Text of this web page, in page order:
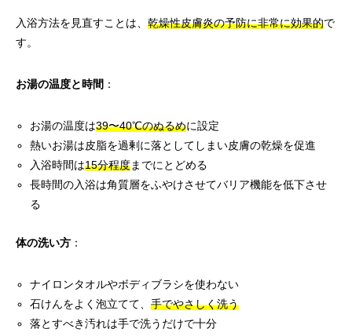
入浴方法を見直すことは、 乾燥性皮膚炎の予防に非常に効果的で
す。
お湯の温度と時間 ：
お湯の温度は39〜40℃のぬるめに設定
熱いお湯は皮脂を過剰に落としてしまい皮膚の乾燥を促進
入浴時間は15分程度までにとどめる
長時間の入浴は角質層をふやけさせてバリア機能を低下させ
る
体の洗い方 ：
ナイロンタオルやボディブラシを使わない
石けんをよく泡立てて、手でやさしく洗う
落とすべき汚れは手で洗うだけで十分